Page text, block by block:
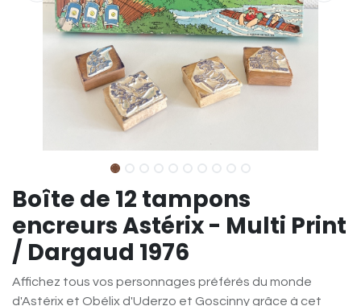
Boîte de 12 tampons
encreurs Astérix - Multi Print
/ Dargaud 1976
Affichez tous vos personnages préférés du monde
d'Astérix et Obélix d'Uderzo et Goscinny grâce à cet